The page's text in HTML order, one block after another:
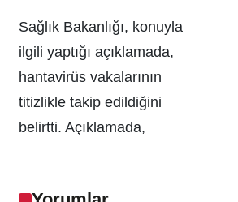
Sağlık Bakanlığı, konuyla
ilgili yaptığı açıklamada,
hantavirüs vakalarının
titizlikle takip edildiğini
belirtti. Açıklamada,